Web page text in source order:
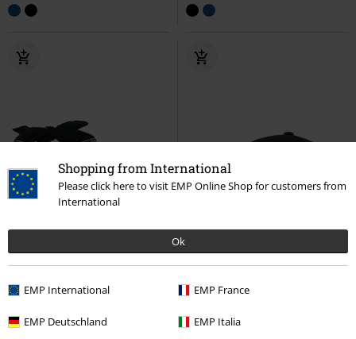
Shopping from International
Please click here to visit EMP Online Shop for customers from
International
Ok
EMP International EMP France
EMP Deutschland EMP Italia